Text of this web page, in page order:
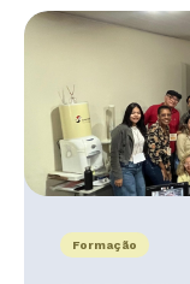
Formação